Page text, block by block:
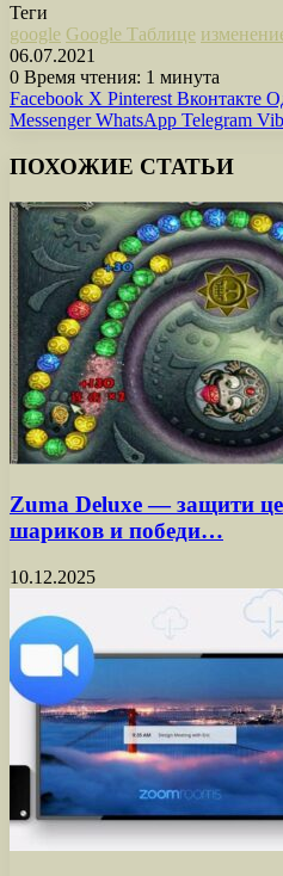
Теги
google Google Таблице
06.07.2021
0 Время чтения: 1 минута
Facebook X Pinterest Вконтакте
Messenger WhatsApp Telegram
ПОХОЖИЕ СТАТЬИ
Zuma Deluxe — защити
шариков и победи…
10.12.2025